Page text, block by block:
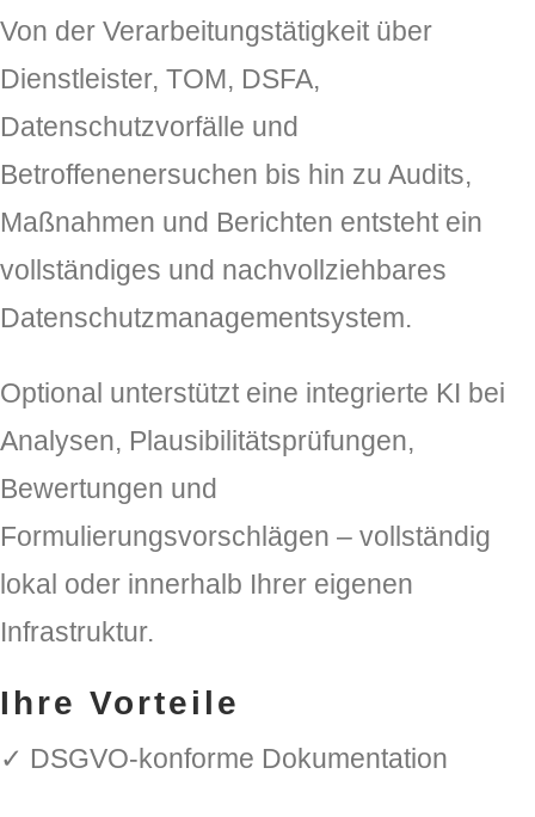
Von der Verarbeitungstätigkeit über
Dienstleister, TOM, DSFA,
Datenschutzvorfälle und
Betroffenenersuchen bis hin zu Audits,
Maßnahmen und Berichten entsteht ein
vollständiges und nachvollziehbares
Datenschutzmanagementsystem.
Optional unterstützt eine integrierte KI bei
Analysen, Plausibilitätsprüfungen,
Bewertungen und
Formulierungsvorschlägen – vollständig
lokal oder innerhalb Ihrer eigenen
Infrastruktur.
Ihre Vorteile
✓ DSGVO-konforme Dokumentation